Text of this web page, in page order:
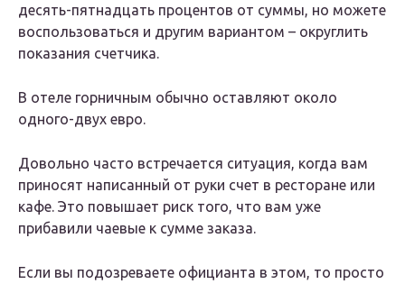
десять-пятнадцать процентов от суммы, но можете
воспользоваться и другим вариантом – округлить
показания счетчика.
В отеле горничным обычно оставляют около
одного-двух евро.
Довольно часто встречается ситуация, когда вам
приносят написанный от руки счет в ресторане или
кафе. Это повышает риск того, что вам уже
прибавили чаевые к сумме заказа.
Если вы подозреваете официанта в этом, то просто